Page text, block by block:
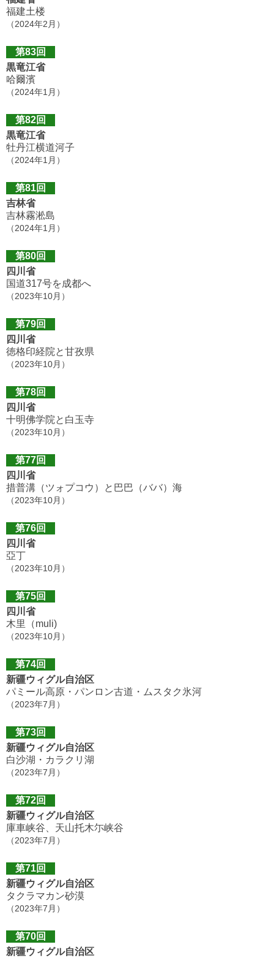
福建土楼
（2024年2月）
第83回
黒竜江省
哈爾濱
（2024年1月）
第82回
黒竜江省
牡丹江横道河子
（2024年1月）
第81回
吉林省
吉林霧淞島
（2024年1月）
第80回
四川省
国道317号を成都へ
（2023年10月）
第79回
四川省
徳格印経院と甘孜県
（2023年10月）
第78回
四川省
十明佛学院と白玉寺
（2023年10月）
第77回
四川省
措普溝（ツォプコウ）と巴巴（ババ）海
（2023年10月）
第76回
四川省
亞丁
（2023年10月）
第75回
四川省
木里（muli)
（2023年10月）
第74回
新疆ウィグル自治区
パミール高原・パンロン古道・ムスタク氷河
（2023年7月）
第73回
新疆ウィグル自治区
白沙湖・カラクリ湖
（2023年7月）
第72回
新疆ウィグル自治区
庫車峡谷、天山托木尓峡谷
（2023年7月）
第71回
新疆ウィグル自治区
タクラマカン砂漠
（2023年7月）
第70回
新疆ウィグル自治区